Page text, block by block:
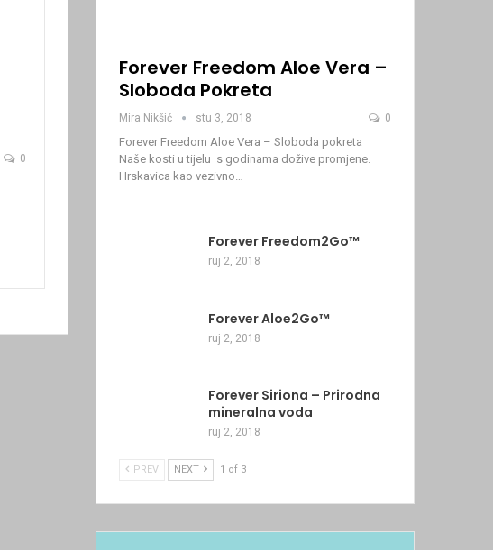
0
Forever Freedom Aloe Vera –
Sloboda Pokreta
Mira Nikšić stu 3, 2018 0
Forever Freedom Aloe Vera – Sloboda pokreta
Naše kosti u tijelu s godinama dožive promjene.
Hrskavica kao vezivno…
Forever Freedom2Go™
ruj 2, 2018
Forever Aloe2Go™
ruj 2, 2018
Forever Siriona – Prirodna
mineralna voda
ruj 2, 2018
PREV NEXT 1 of 3